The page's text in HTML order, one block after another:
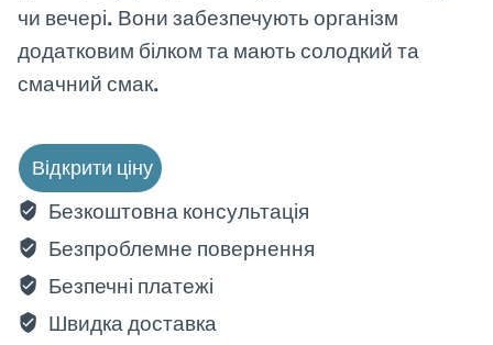
чи вечері. Вони забезпечують організм
додатковим білком та мають солодкий та
смачний смак.
Відкрити ціну
Безкоштовна консультація
Безпроблемне повернення
Безпечні платежі
Швидка доставка